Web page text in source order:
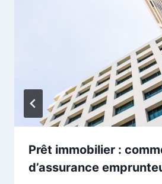
Prêt immobilier :
d’assurance